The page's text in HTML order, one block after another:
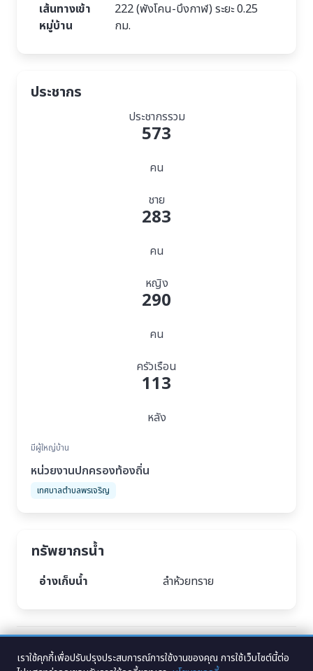
เส้นทางเข้า
หมู่บ้าน
222 (พังโคน-บึงกาฬ) ระยะ 0.25
กม.
ประชากร
ประชากรรวม
573
คน
ชาย
283
คน
หญิง
290
คน
ครัวเรือน
113
หลัง
มีผู้ใหญ่บ้าน
หน่วยงานปกครองท้องถิ่น
เทศบาลตำบลพรเจริญ
ทรัพยากรน้ำ
อ่างเก็บน้ำ ลำห้วยทราย
อุดมสุข บึงกาฬ,ประชากร หมู่บ้านพรเจริญ อำเภอพรเจริญ จังหวัดบึงกาฬ
เราใช้คุกกี้เพื่อปรับปรุงประสบการณ์การใช้งานของคุณ การใช้เว็บไซต์นี้ต่อ